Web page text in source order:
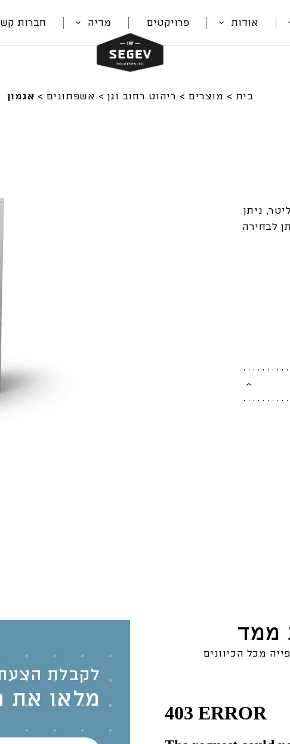
אודות פרויקטים מדיה חברות
בית > מוצרים > ריהוט רחוב וגן > אשפתונים > אגמון
כולל מיכל פנימי בנפח של כ-50 ליטר, ניתן
לבחירה
ממד
מכל הכיוונים
לקבלת
מלאו את